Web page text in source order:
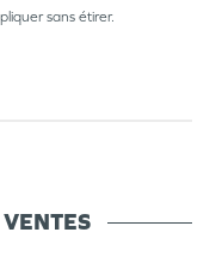
sans étirer.
VENTES